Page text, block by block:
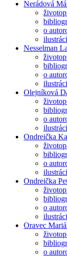
Nerádová
o
Nesselman
o
Olejníková
o
Ondreička
o
Ondreička
o
Oravec
o